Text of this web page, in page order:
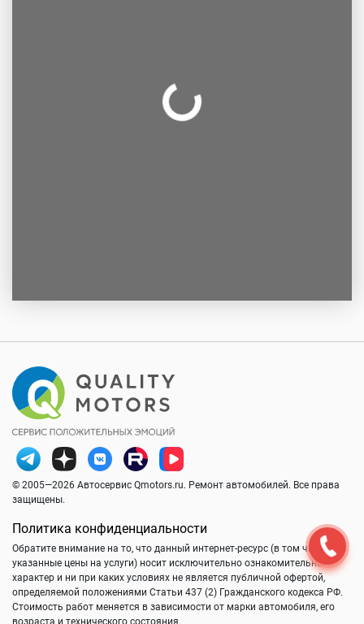
© 2005—2026 Автосервис Qmotors.ru. Ремонт автомобилей. Все права
защищены.
Политика конфиденциальности
Обратите внимание на то, что данный интернет-ресурс (в том числе
указанные цены на услуги) носит исключительно ознакомительный
характер и ни при каких условиях не является публичной офертой,
определяемой положениями Статьи 437 (2) Гражданского кодекса РФ.
Стоимость работ меняется в зависимости от марки автомобиля, его
возраста и технического состояния.